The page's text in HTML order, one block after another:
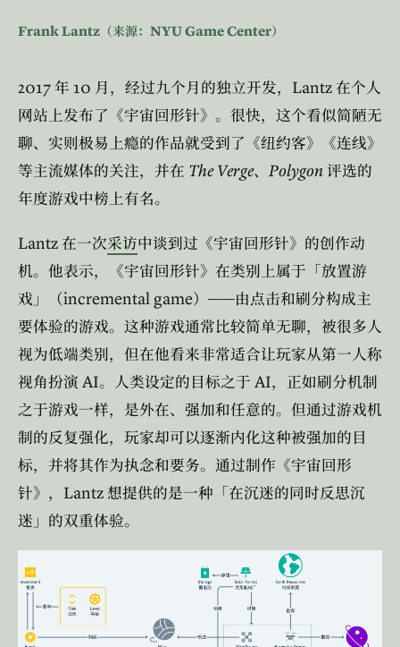
Frank Lantz （来源： NYU Game Center）
2017年 10 月，经过九个月的独立开发， Lantz在个人
网站上发布了《宇宙回形针》。很快，这个看似简陋无
聊、实则极易上瘾的作品就受到了《纽约客》《连线》
等主流媒体的关注，并在 The Verge、 Polygon评选的
年度游戏中榜上有名。
Lantz在一次采访中谈到过《宇宙回形针》的创作动
机。他表示，《宇宙回形针》在类别上属于「放置游
戏」（incremental game） ——由点击和刷分构成主
要体验的游戏。这种游戏通常比较简单无聊，被很多人
视为低端类别，但在他看来非常适合让玩家从第一人称
视角扮演 AI。人类设定的目标之于 AI，正如刷分机制
之于游戏一样，是外在、强加和任意的。但通过游戏机
制的反复强化，玩家却可以逐渐内化这种被强加的目
标，并将其作为执念和要务。通过制作《宇宙回形
针》， Lantz想提供的是一种「在沉迷的同时反思沉
迷」的双重体验。